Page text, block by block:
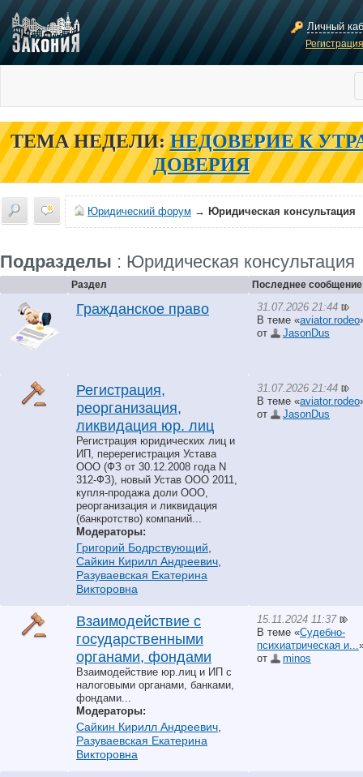
Личный
ТЕМА НЕДЕЛИ: НЕДОВЕРИЕ К
ДОВЕРИЯ
Юридический форум → Юридическая консультация
Подразделы : Юридическая консультация
Раздел Последнее сообщение
Гражданское право
31.07.2026 21:44
В теме «aviator.rodeo
от
JasonDus
Регистрация,
реорганизация,
ликвидация юр. лиц
Регистрация юридических лиц и
ИП, перерегистрация Устава
ООО (ФЗ от 30.12.2008 года N
312-ФЗ), новый Устав ООО 2011,
купля-продажа доли ООО,
реорганизация и ликвидация
(банкротство) компаний...
Модераторы:
Григорий Бодрствующий
Сайкин Кирилл Андреевич
Разуваевская Екатерина
Викторовна
31.07.2026 21:44
В теме «aviator.rodeo
от
JasonDus
Взаимодействие с
государственными
органами, фондами
Взаимодействие юр.лиц и ИП с
налоговыми органами, банками,
фондами...
Модераторы:
Сайкин Кирилл Андреевич
Разуваевская Екатерина
Викторовна
15.11.2024 11:37
В теме «Судебно-
психиатрическая и...
от
minos